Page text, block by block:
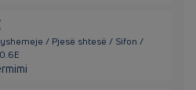
/ Pjesë shtesë / Sifon /